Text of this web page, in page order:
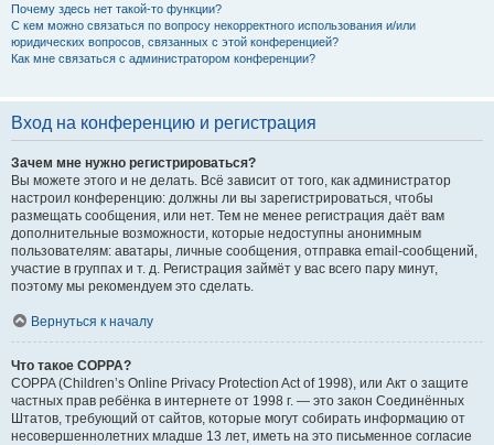
Почему здесь нет такой-то функции?
С кем можно связаться по вопросу некорректного использования и/или
юридических вопросов, связанных с этой конференцией?
Как мне связаться с администратором конференции?
Вход на конференцию и регистрация
Зачем мне нужно регистрироваться?
Вы можете этого и не делать. Всё зависит от того, как администратор
настроил конференцию: должны ли вы зарегистрироваться, чтобы
размещать сообщения, или нет. Тем не менее регистрация даёт вам
дополнительные возможности, которые недоступны анонимным
пользователям: аватары, личные сообщения, отправка email-сообщений,
участие в группах и т. д. Регистрация займёт у вас всего пару минут,
поэтому мы рекомендуем это сделать.
Вернуться к началу
Что такое COPPA?
COPPA (Children’s Online Privacy Protection Act of 1998), или Акт о защите
частных прав ребёнка в интернете от 1998 г. — это закон Соединённых
Штатов, требующий от сайтов, которые могут собирать информацию от
несовершеннолетних младше 13 лет, иметь на это письменное согласие